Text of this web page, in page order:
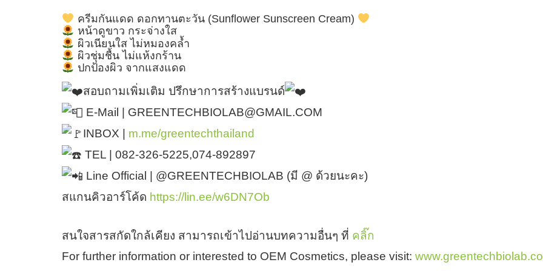
ครีมกันแดด ดอกทานตะวัน (Sunflower Sunscreen Cream)
หน้าดูขาว กระจ่างใส
ผิวเนียนใส ไม่หมองคล้ำ
ผิวชุ่มชื้น ไม่แห้งกร้าน
ปกป้องผิว จากแสงแดด
สอบถามเพิ่มเติม ปรึกษาการสร้างแบรนด์
E-Mail | GREENTECHBIOLAB@GMAIL.COM
INBOX | m.me/greentechthailand
TEL | 082-326-5225,074-892897
Line Official | @GREENTECHBIOLAB (มี @ ด้วยนะคะ)
สแกนคิวอาร์โค้ด https://lin.ee/w6DN7Ob
สนใจสารสกัดใกล้เคียง สามารถเข้าไปอ่านบทความอื่นๆ ที่ คลิ๊ก
For further information or interested to OEM Cosmetics, please visit: